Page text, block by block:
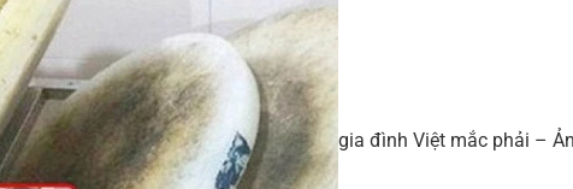
gia đình Việt mắc phải –